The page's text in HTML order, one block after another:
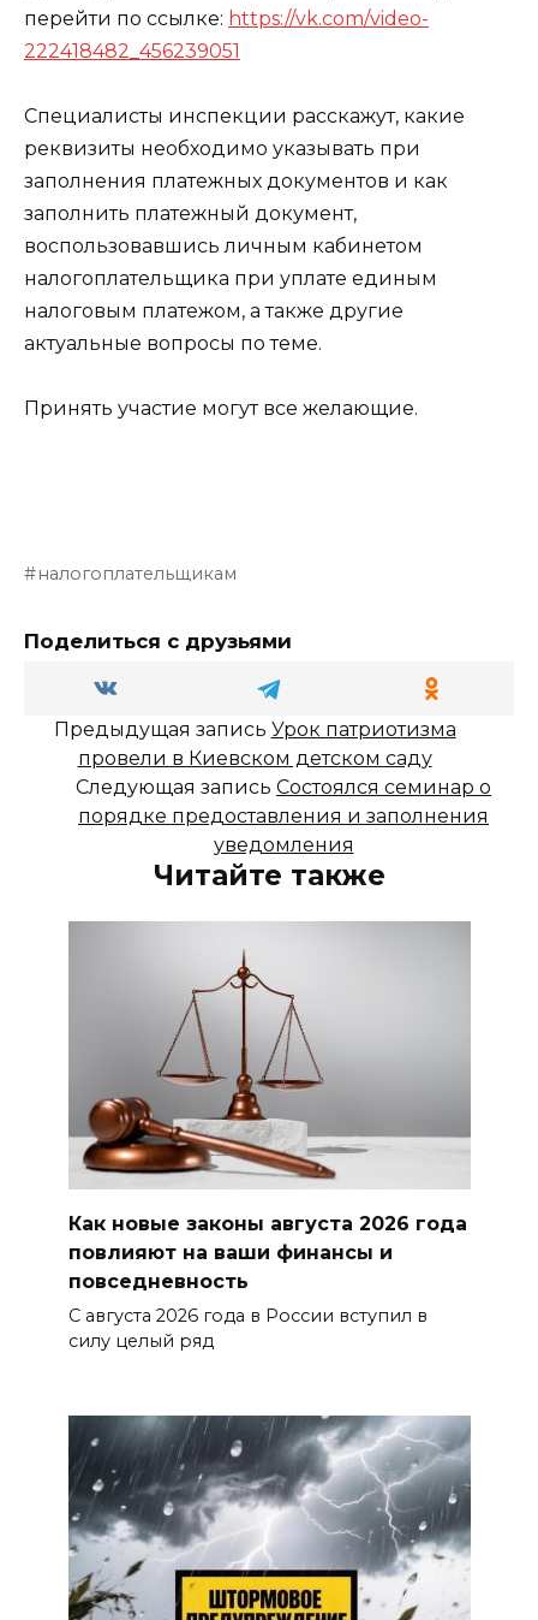
перейти по ссылке: https://vk.com/video-
222418482_456239051
Специалисты инспекции расскажут, какие
реквизиты необходимо указывать при
заполнения платежных документов и как
заполнить платежный документ,
воспользовавшись личным кабинетом
налогоплательщика при уплате единым
налоговым платежом, а также другие
актуальные вопросы по теме.
Принять участие могут все желающие.
налогоплательщикам
Поделиться с друзьями
Предыдущая запись Урок патриотизма
провели в Киевском детском саду
Следующая запись Состоялся семинар о
порядке предоставления и заполнения
уведомления
Читайте также
Как новые законы августа 2026 года
повлияют на ваши финансы и
повседневность
С августа 2026 года в России вступил в
силу целый ряд